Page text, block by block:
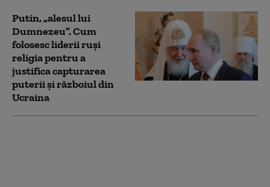
Putin, „alesul lui
Dumnezeu”. Cum
folosesc liderii ruși
religia pentru a
justifica capturarea
puterii și războiul din
Ucraina